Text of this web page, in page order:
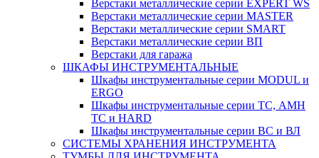
Верстаки металлические серии EXPERT WS
Верстаки металлические серии MASTER
Верстаки металлические серии SMART
Верстаки металлические серии ВП
Верстаки для гаража
ШКАФЫ ИНСТРУМЕНТАЛЬНЫЕ
Шкафы инструментальные серии MODUL и
ERGO
Шкафы инструментальные серии ТС, АМН
ТС и HARD
Шкафы инструментальные серии ВС и ВЛ
СИСТЕМЫ ХРАНЕНИЯ ИНСТРУМЕНТА